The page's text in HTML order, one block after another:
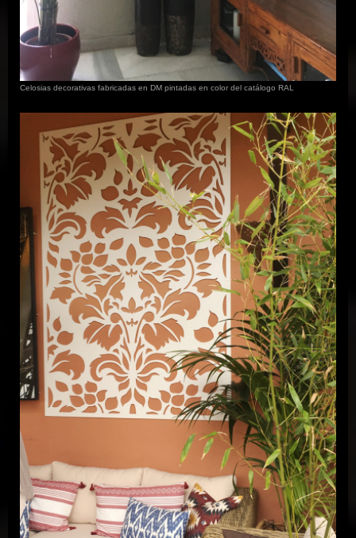
Celosias decorativas fabricadas en DM pintadas en color del catálogo RAL